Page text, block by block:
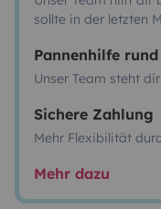
sollte in der letzten
Pannenhilfe
Unser Team steht
Sichere Zahlung
Mehr Flexibilität
Mehr dazu